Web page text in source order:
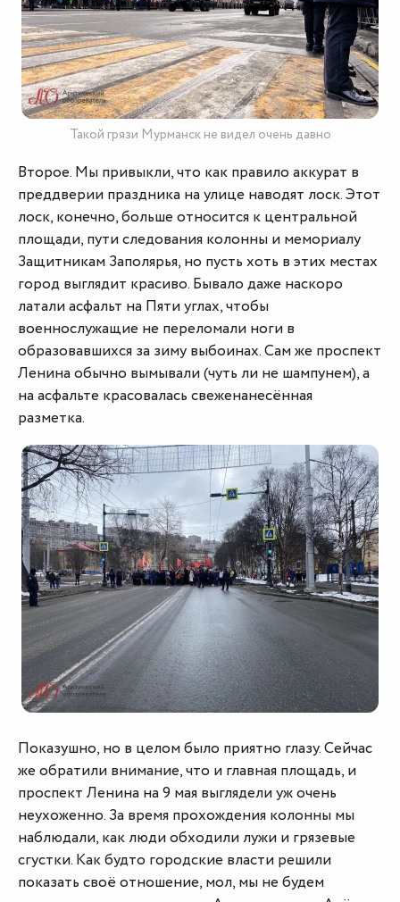
Такой грязи Мурманск не видел очень давно
Второе. Мы привыкли, что как правило аккурат в
преддверии праздника на улице наводят лоск. Этот
лоск, конечно, больше относится к центральной
площади, пути следования колонны и мемориалу
Защитникам Заполярья, но пусть хоть в этих местах
город выглядит красиво. Бывало даже наскоро
латали асфальт на Пяти углах, чтобы
военнослужащие не переломали ноги в
образовавшихся за зиму выбоинах. Сам же проспект
Ленина обычно вымывали (чуть ли не шампунем), а
на асфальте красовалась свеженанесённая
разметка.
Показушно, но в целом было приятно глазу. Сейчас
же обратили внимание, что и главная площадь, и
проспект Ленина на 9 мая выглядели уж очень
неухоженно. За время прохождения колонны мы
наблюдали, как люди обходили лужи и грязевые
сгустки. Как будто городские власти решили
показать своё отношение, мол, мы не будем